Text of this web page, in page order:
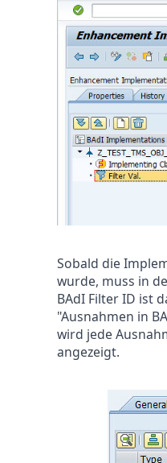
Sobald die
wurde, muss in
BAdI Filter ID ist
"Ausnahmen in
wird jede
angezeigt.